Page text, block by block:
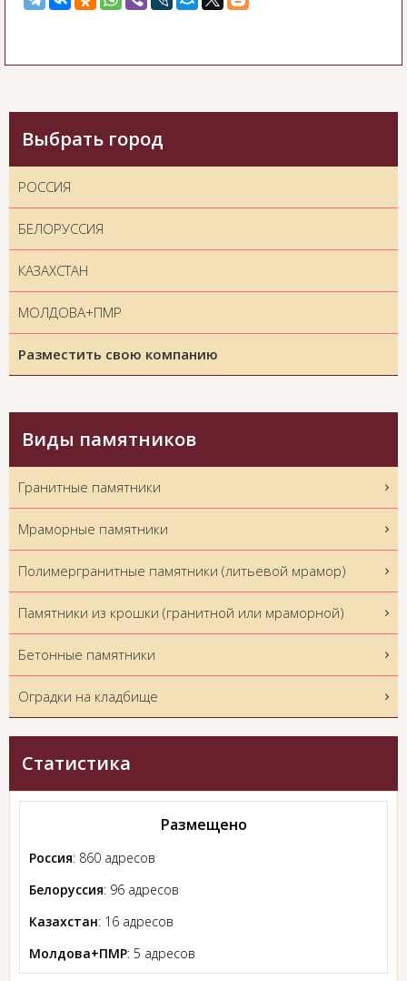
Выбрать город
РОССИЯ
БЕЛОРУССИЯ
КАЗАХСТАН
МОЛДОВА+ПМР
Разместить свою компанию
Виды памятников
Гранитные памятники
Мраморные памятники
Полимергранитные памятники (литьевой мрамор)
Памятники из крошки (гранитной или мраморной)
Бетонные памятники
Оградки на кладбище
Статистика
Размещено
Россия: 860 адресов
Белоруссия: 96 адресов
Казахстан: 16 адресов
Молдова+ПМР: 5 адресов